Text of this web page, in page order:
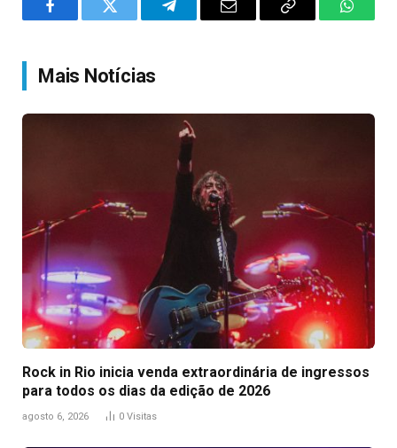
FacebookTwitter TelegramEmail
Copy
Mais Notícias
Rock in Rio inicia venda extraordinária de ingressos
para todos os dias da edição de 2026
agosto 6, 2026 0 Visitas